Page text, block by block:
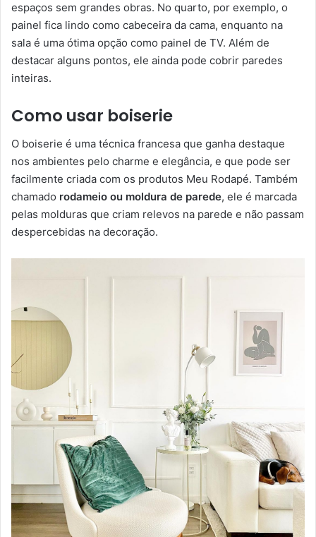
espaços sem grandes obras. No quarto, por exemplo, o
painel fica lindo como cabeceira da cama, enquanto na
sala é uma ótima opção como painel de TV. Além de
destacar alguns pontos, ele ainda pode cobrir paredes
inteiras.
Como usar boiserie
O boiserie é uma técnica francesa que ganha destaque
nos ambientes pelo charme e elegância, e que pode ser
facilmente criada com os produtos Meu Rodapé. Também
chamado rodameio ou moldura de parede, ele é marcada
pelas molduras que criam relevos na parede e não passam
despercebidas na decoração.